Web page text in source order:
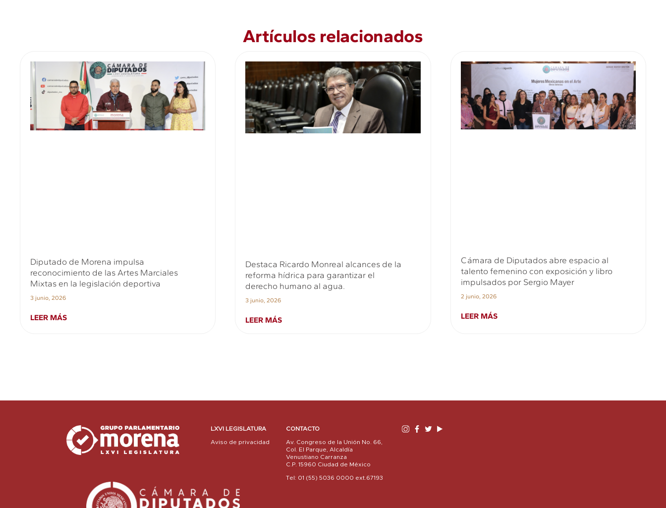
Artículos relacionados
Diputado de Morena impulsa
reconocimiento de las Artes Marciales
Mixtas en la legislación deportiva
3 junio, 2026
LEER MÁS
Destaca Ricardo Monreal alcances de la
reforma hídrica para garantizar el
derecho humano al agua.
3 junio, 2026
LEER MÁS
Cámara de Diputados abre espacio al
talento femenino con exposición y libro
impulsados por Sergio Mayer
2 junio, 2026
LEER MÁS
LXVI LEGISLATURA
Aviso de privacidad
CONTACTO
Av. Congreso de la Unión No. 66,
Col. El Parque, Alcaldía
Venustiano Carranza
C.P. 15960 Ciudad de México
Tel: 01 (55) 5036 0000 ext.67193